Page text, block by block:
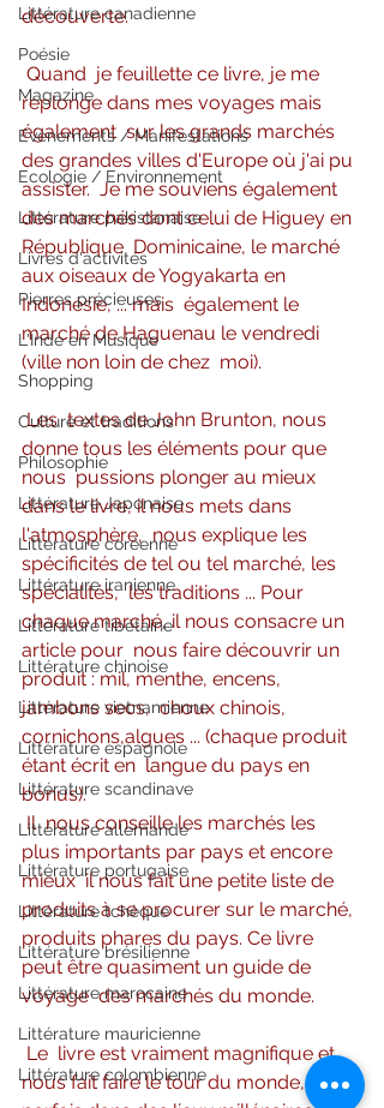
Littérature canadienne
Poésie
Magazine
Evènements / Manifestations
Ecologie / Environnement
Littérature pakistanaise
Livres d'activités
Pierres précieuses
L'Inde en Musique
Shopping
Culture et traditions
Philosophie
Littérature Japonaise
Littérature coréenne
Littérature iranienne
Littérature tibétaine
Littérature chinoise
Littérature vietnamienne
Littérature espagnole
Littérature scandinave
Littérature allemande
Littérature portugaise
Littérature tchèque
Littérature brésilienne
Littérature marocaine
Littérature mauricienne
Littérature colombienne
découverte.
Quand  je feuillette ce livre, je me
replonge dans mes voyages mais
également  sur les grands marchés
des grandes villes d'Europe où j'ai pu
assister.  Je me souviens également
des marchés dont celui de Higuey en
République  Dominicaine, le marché
aux oiseaux de Yogyakarta en
Indonésie, ... mais  également le
marché de Haguenau le vendredi
(ville non loin de chez  moi).
Les  textes de John Brunton, nous
donne tous les éléments pour que
nous  pussions plonger au mieux
dans le livre, il nous mets dans
l'atmosphère,  nous explique les
spécificités de tel ou tel marché, les
spécialités,  les traditions ... Pour
chaque marché, il nous consacre un
article pour  nous faire découvrir un
produit : mil, menthe, encens,
jambons secs,  choux chinois,
cornichons,algues ... (chaque produit
étant écrit en  langue du pays en
bonus).
Il  nous conseille les marchés les
plus importants par pays et encore
mieux  il nous fait une petite liste de
produits à se procurer sur le marché,
produits phares du pays. Ce livre
peut être quasiment un guide de
voyage  des marchés du monde.
Le  livre est vraiment magnifique et
nous fait faire le tour du monde,